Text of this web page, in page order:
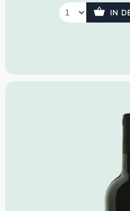
Rebsorte: 100% Arneis
Idealer
IN